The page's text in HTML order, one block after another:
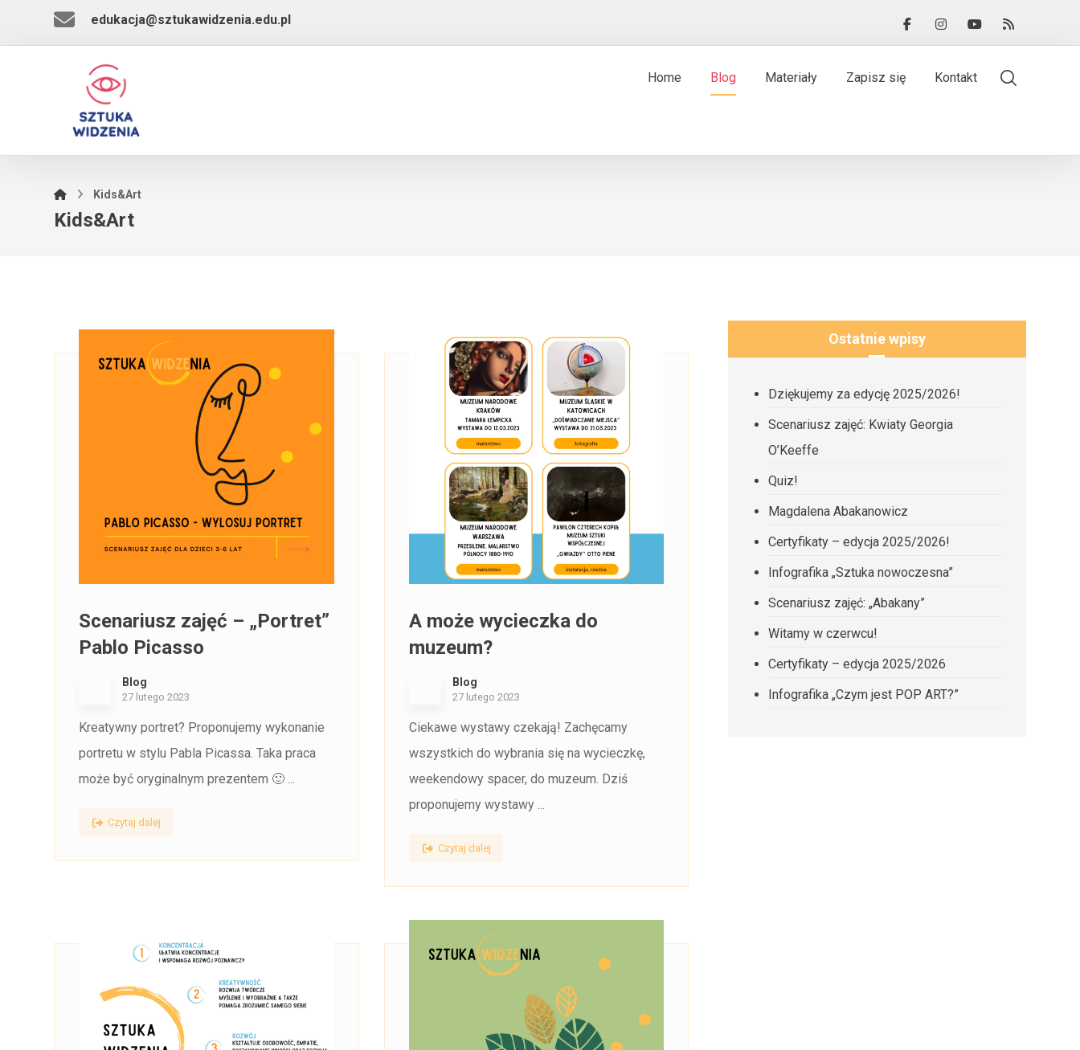
edukacja@sztukawidzenia.edu.pl
Home Blog Materiały Zapisz się Kontakt
Kids&Art
Kids&Art
Scenariusz zajęć – „Portret”
Pablo Picasso
Blog
27 lutego 2023
Kreatywny portret? Proponujemy wykonanie
portretu w stylu Pabla Picassa. Taka praca
może być oryginalnym prezentem 🙂 ...
Czytaj dalej
A może wycieczka do
muzeum?
Blog
27 lutego 2023
Ciekawe wystawy czekają! Zachęcamy
wszystkich do wybrania się na wycieczkę,
weekendowy spacer, do muzeum. Dziś
proponujemy wystawy ...
Czytaj dalej
Ostatnie wpisy
Dziękujemy za edycję 2025/2026!
Scenariusz zajęć: Kwiaty Georgia
O’Keeffe
Quiz!
Magdalena Abakanowicz
Certyfikaty – edycja 2025/2026!
Infografika „Sztuka nowoczesna”
Scenariusz zajęć: „Abakany”
Witamy w czerwcu!
Certyfikaty – edycja 2025/2026
Infografika „Czym jest POP ART?”